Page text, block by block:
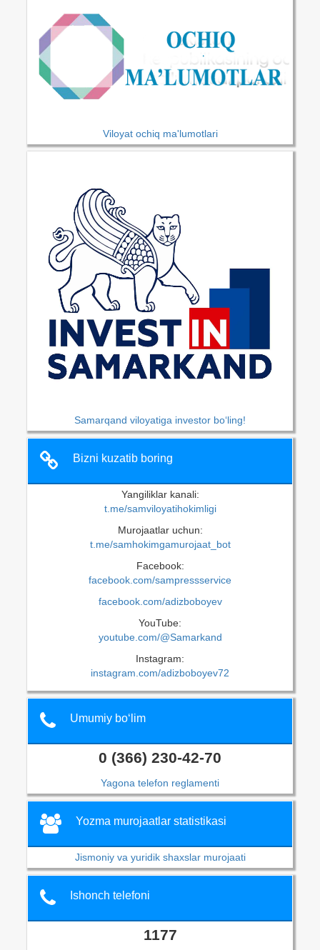
Viloyat ochiq ma'lumotlari
Samarqand viloyatiga investor bo‘ling!
Bizni kuzatib boring
Yangiliklar kanali:
t.me/samviloyatihokimligi
Murojaatlar uchun:
t.me/samhokimgamurojaat_bot
Facebook:
facebook.com/sampressservice
facebook.com/adizboboyev
YouTube:
youtube.com/@Samarkand
Instagram:
instagram.com/adizboboyev72
Umumiy bo‘lim
0 (366) 230-42-70
Yagona telefon reglamenti
Yozma murojaatlar statistikasi
Jismoniy va yuridik shaxslar murojaati
Ishonch telefoni
1177